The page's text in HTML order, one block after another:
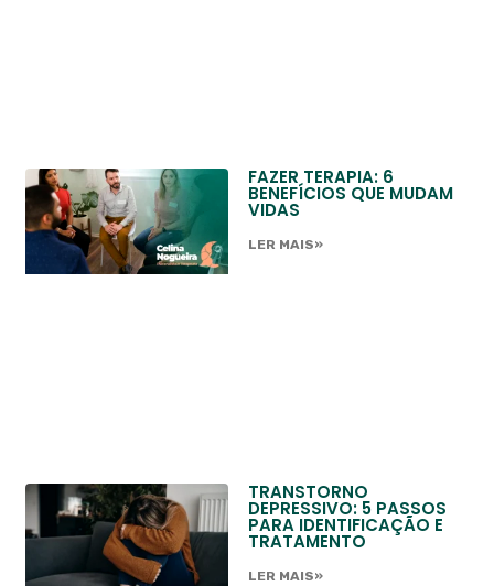
FAZER TERAPIA: 6
BENEFÍCIOS QUE MUDAM
VIDAS
LER MAIS»
TRANSTORNO
DEPRESSIVO: 5 PASSOS
PARA IDENTIFICAÇÃO E
TRATAMENTO
LER MAIS»